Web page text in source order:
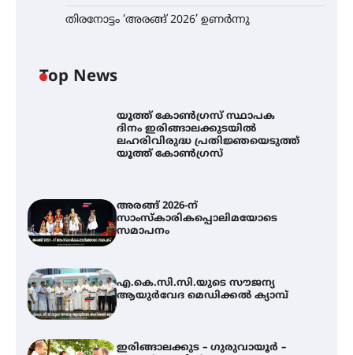
തിരനോട്ടം ‘അരങ്ങ് 2026’ ഉണർന്നു
Top News
യൂത്ത് കോൺഗ്രസ്‌ സ്ഥാപക
ദിനം ഇരിങ്ങാലക്കുടയിൽ
ലഹരിവിരുദ്ധ പ്രതിജ്ഞയെടുത്ത്
യൂത്ത് കോൺഗ്രസ്
അരങ്ങ് 2026-ന്
സാംസ്കാരികപ്പൊലിമയോടെ
സമാപനം
എ.കെ.സി.സി.യുടെ സൗജന്യ
ആയുർവേദ മെഡിക്കൽ ക്യാമ്പ്
ഇരിങ്ങാലക്കുട – ഗുരുവായൂർ –
അരങ്ങ് 2026-ന്
സാംസ്കാരികപ്പൊലിമയോടെ